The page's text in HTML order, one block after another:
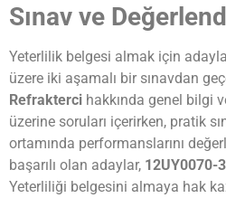
Sınav ve
Yeterlilik belgesi almak için
üzere iki aşamalı bir sınavdan
Refrakterci hakkında genel bilgi
üzerine soruları içerirken, pratik
ortamında performanslarını
başarılı olan adaylar, 12UY0070-
Yeterliliği belgesini almaya hak